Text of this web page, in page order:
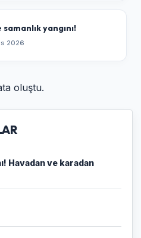
yangını!
2026
oluştu.
Havadan ve karadan